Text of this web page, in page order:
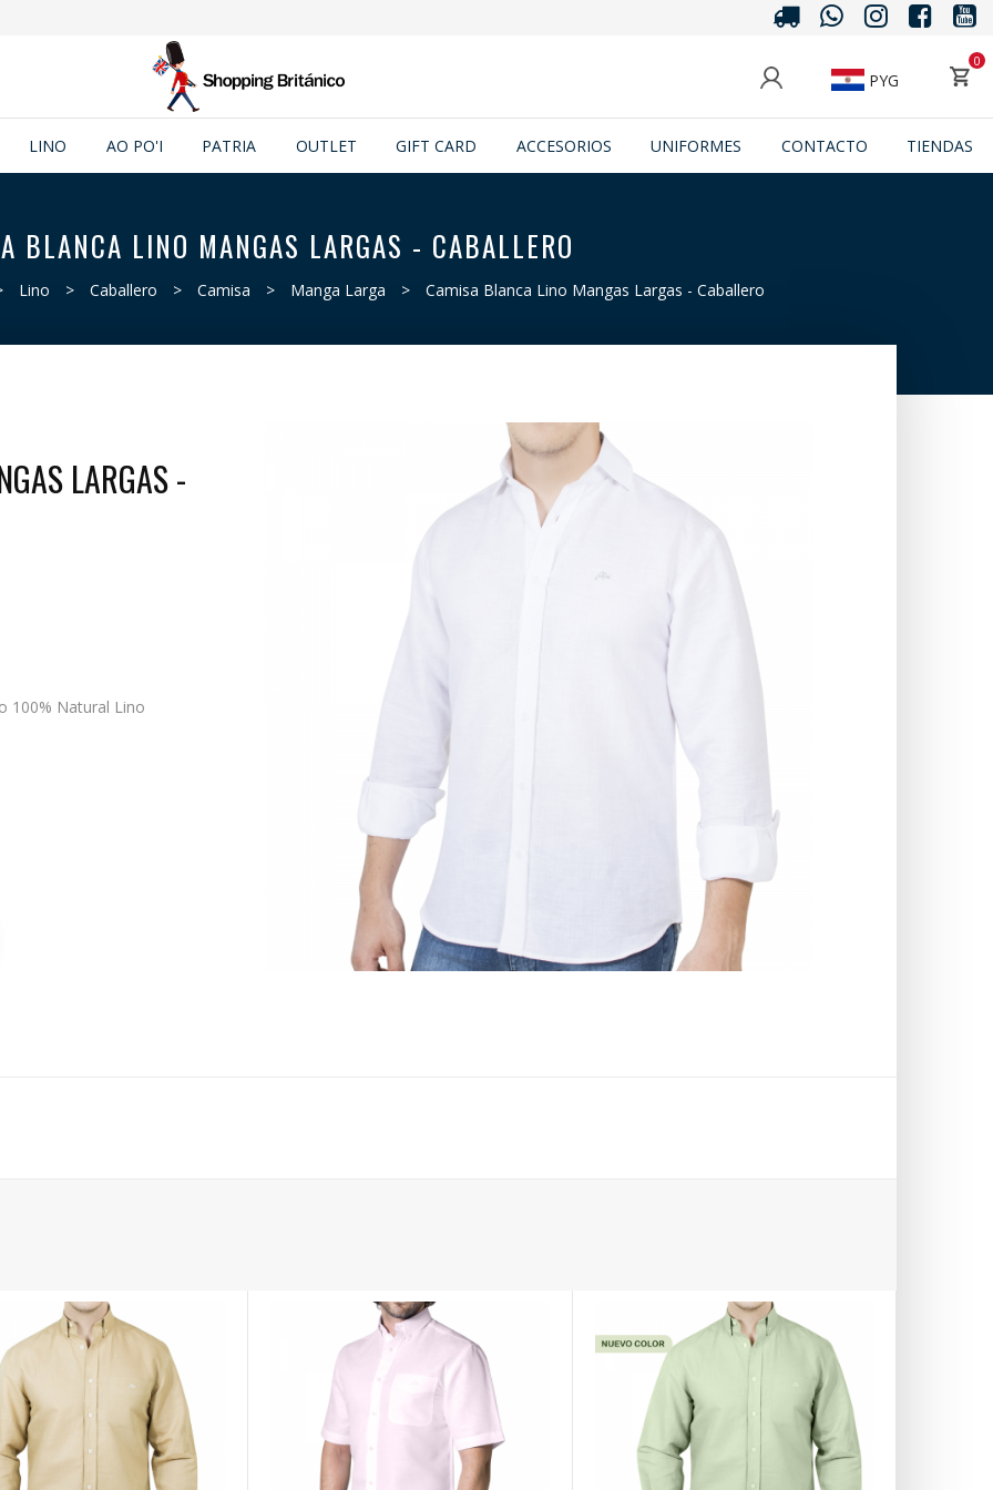
PYG
0
LINO AO PO'I PATRIA OUTLET GIFT CARD ACCESORIOS UNIFORMES CONTACTO TIENDAS
BLANCA LINO MANGAS LARGAS - CABALLERO
Lino > Caballero > Camisa > Manga Larga > Camisa Blanca Lino Mangas Largas - Caballero
LARGAS -
100% Natural Lino